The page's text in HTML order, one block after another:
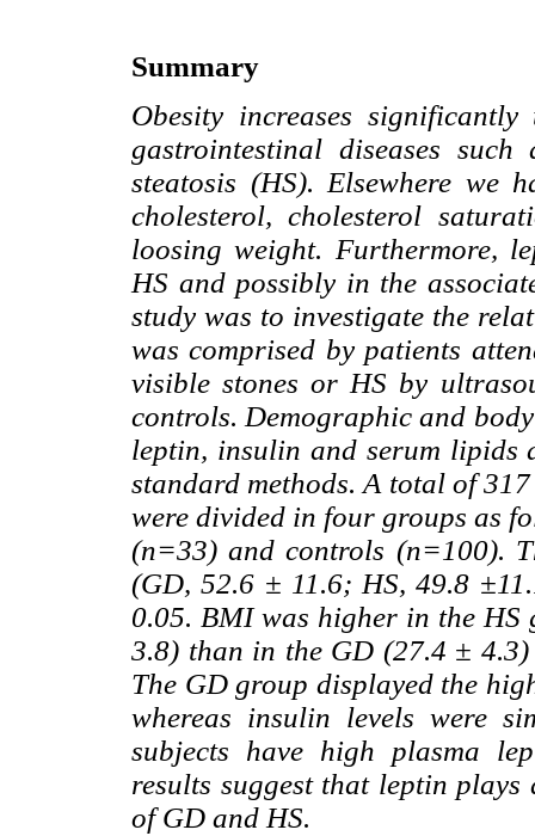
Summary
Obesity increases
gastrointestinal diseases
steatosis (HS). Elsewhere we
cholesterol, cholesterol
loosing weight. Furthermore,
HS and possibly in the
study was to investigate the
was comprised by patients
visible stones or HS by
controls. Demographic and
leptin, insulin and serum lipids
standard methods. A total of
were divided in four groups as
(n=33) and controls (n=100).
(GD, 52.6 ± 11.6; HS, 49.8
0.05. BMI was higher in the
3.8) than in the GD (27.4 ±
The GD group displayed the
whereas insulin levels were
subjects have high plasma
results suggest that leptin
of GD and HS.